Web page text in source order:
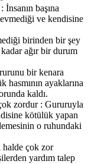
başına
ve kendisine
birinden bir şey
ağır bir durum
bir kenara
ayaklarına
kaldı.
zordur : Gururuyla
kötülük yapan
o ruhundaki
halde çok zor
yardım talep